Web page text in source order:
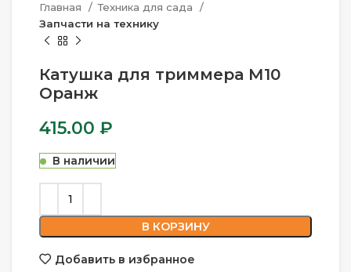
Главная
Техника для сада
Запчасти на технику
Катушка для триммера М10
Оранж
415.00 ₽
В наличии
В КОРЗИНУ
Добавить в избранное